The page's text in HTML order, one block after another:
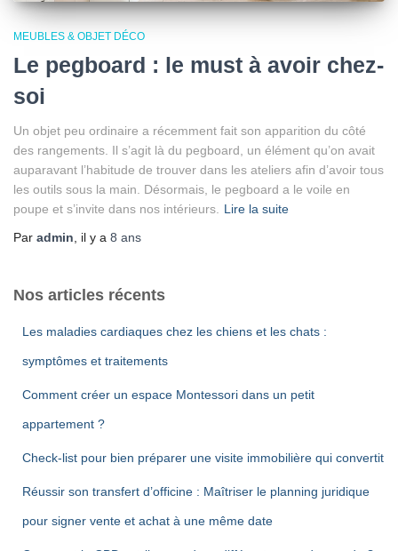
MEUBLES & OBJET DÉCO
Le pegboard : le must à avoir chez-
soi
Un objet peu ordinaire a récemment fait son apparition du côté
des rangements. Il s’agit là du pegboard, un élément qu’on avait
auparavant l’habitude de trouver dans les ateliers afin d’avoir tous
les outils sous la main. Désormais, le pegboard a le voile en
poupe et s’invite dans nos intérieurs. Lire la suite
Par admin, il y a 8 ans
Nos articles récents
Les maladies cardiaques chez les chiens et les chats :
symptômes et traitements
Comment créer un espace Montessori dans un petit
appartement ?
Check-list pour bien préparer une visite immobilière qui convertit
Réussir son transfert d’officine : Maîtriser le planning juridique
pour signer vente et achat à une même date